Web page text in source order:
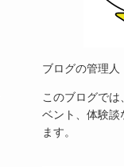
ブログの管理人
このブログで
ベント、体験
ます。